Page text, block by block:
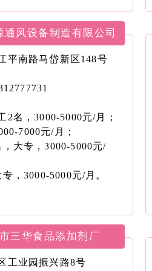
通风设备制造有限公司
平南路马岱新区148号
2名，3000-5000元/月；
7000元/月；
大专，3000-5000元/
，3000-5000元/月。
三华食品添加剂厂
工业园振兴路8号